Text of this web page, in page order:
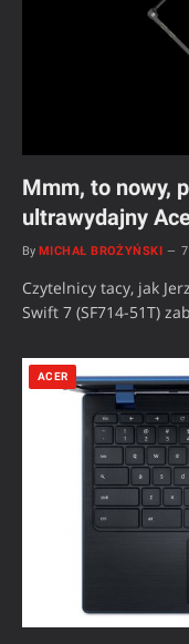
Mmm, to nowy,
ultrawydajny
By MICHAŁ BROŻYŃSKI
Czytelnicy tacy, jak
Swift 7 (SF714-51T)
ACER